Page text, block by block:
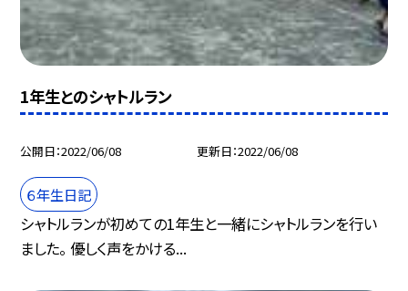
1年生とのシャトルラン
公開日 2022/06/08 更新日 2022/06/08
６年生日記
シャトルランが初めての1年生と一緒にシャトルランを行い
ました。 優しく声をかける...